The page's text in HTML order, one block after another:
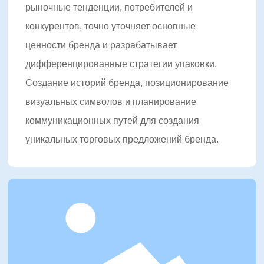
глобализация» с основным принципом «превосходство
в дизайне и мастерстве». Она стремится помочь
клиентам повысить ценность бренда и добиться
конкурентного преимущества на рынке через
инновационный дизайн упаковки, интеллектуальные
технологии печати и комплексные решения.
В будущем Шуофэн продолжит глубоко развивать
упаковочную индустрию, продвигать обновление и
перспективой и передовыми технологиями, создавая
глобальных клиентов.
рыночные тенденции, потребителей и
конкурентов, точно уточняет основные
ценности бренда и разрабатывает
дифференцированные стратегии упаковки.
Создание историй бренда, позиционирование
визуальных символов и планирование
коммуникационных путей для создания
уникальных торговых предложений бренда.